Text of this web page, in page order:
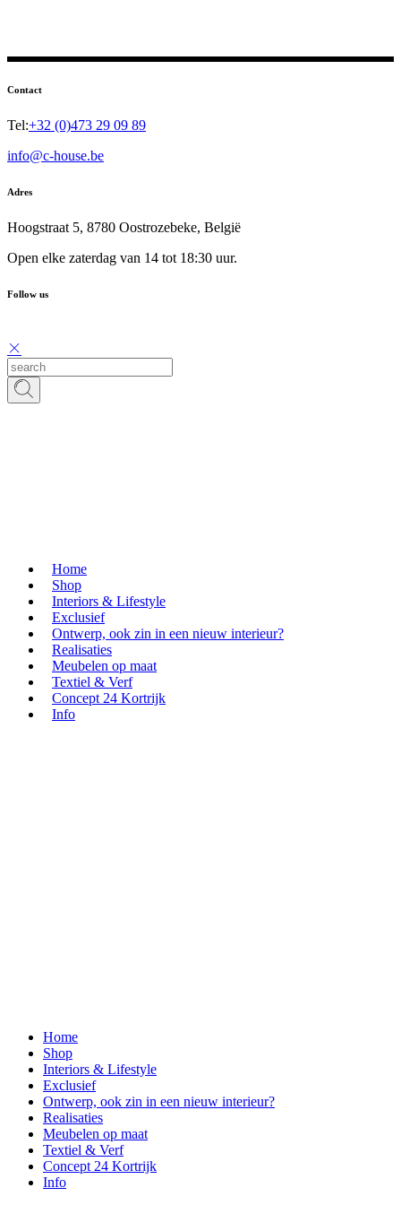
Contact
Tel:+32 (0)473 29 09 89
info@c-house.be
Adres
Hoogstraat 5, 8780 Oostrozebeke, België
Open elke zaterdag van 14 tot 18:30 uur.
Follow us
Home
Shop
Interiors & Lifestyle
Exclusief
Ontwerp, ook zin in een nieuw interieur?
Realisaties
Meubelen op maat
Textiel & Verf
Concept 24 Kortrijk
Info
Home
Shop
Interiors & Lifestyle
Exclusief
Ontwerp, ook zin in een nieuw interieur?
Realisaties
Meubelen op maat
Textiel & Verf
Concept 24 Kortrijk
Info